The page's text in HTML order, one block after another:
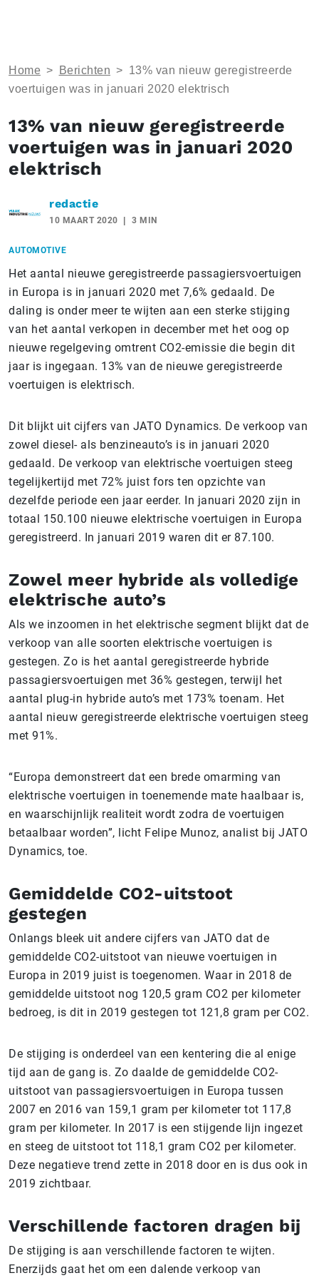
Home > Berichten > 13% van nieuw geregistreerde
voertuigen was in januari 2020 elektrisch
13% van nieuw geregistreerde
voertuigen was in januari 2020
elektrisch
redactie
10 MAART 2020 3 MIN
AUTOMOTIVE
Het aantal nieuwe geregistreerde passagiersvoertuigen
in Europa is in januari 2020 met 7,6% gedaald. De
daling is onder meer te wijten aan een sterke stijging
van het aantal verkopen in december met het oog op
nieuwe regelgeving omtrent CO2-emissie die begin dit
jaar is ingegaan. 13% van de nieuwe geregistreerde
voertuigen is elektrisch.
Dit blijkt uit cijfers van JATO Dynamics. De verkoop van
zowel diesel- als benzineauto’s is in januari 2020
gedaald. De verkoop van elektrische voertuigen steeg
tegelijkertijd met 72% juist fors ten opzichte van
dezelfde periode een jaar eerder. In januari 2020 zijn in
totaal 150.100 nieuwe elektrische voertuigen in Europa
geregistreerd. In januari 2019 waren dit er 87.100.
Zowel meer hybride als volledige
elektrische auto’s
Als we inzoomen in het elektrische segment blijkt dat de
verkoop van alle soorten elektrische voertuigen is
gestegen. Zo is het aantal geregistreerde hybride
passagiersvoertuigen met 36% gestegen, terwijl het
aantal plug-in hybride auto’s met 173% toenam. Het
aantal nieuw geregistreerde elektrische voertuigen steeg
met 91%.
“Europa demonstreert dat een brede omarming van
elektrische voertuigen in toenemende mate haalbaar is,
en waarschijnlijk realiteit wordt zodra de voertuigen
betaalbaar worden”, licht Felipe Munoz, analist bij JATO
Dynamics, toe.
Gemiddelde CO2-uitstoot
gestegen
Onlangs bleek uit andere cijfers van JATO dat de
gemiddelde CO2-uitstoot van nieuwe voertuigen in
Europa in 2019 juist is toegenomen. Waar in 2018 de
gemiddelde uitstoot nog 120,5 gram CO2 per kilometer
bedroeg, is dit in 2019 gestegen tot 121,8 gram per CO2.
De stijging is onderdeel van een kentering die al enige
tijd aan de gang is. Zo daalde de gemiddelde CO2-
uitstoot van passagiersvoertuigen in Europa tussen
2007 en 2016 van 159,1 gram per kilometer tot 117,8
gram per kilometer. In 2017 is een stijgende lijn ingezet
en steeg de uitstoot tot 118,1 gram CO2 per kilometer.
Deze negatieve trend zette in 2018 door en is dus ook in
2019 zichtbaar.
Verschillende factoren dragen bij
De stijging is aan verschillende factoren te wijten.
Enerzijds gaat het om een dalende verkoop van